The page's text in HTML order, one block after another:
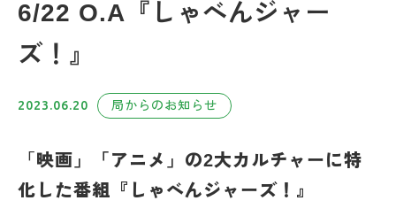
6/22 O.A『しゃべんジャー
ズ！』
2023.06.20 局からのお知らせ
「 映画」「アニメ」の2大カルチャーに特
化した番組『しゃべんジャーズ！』